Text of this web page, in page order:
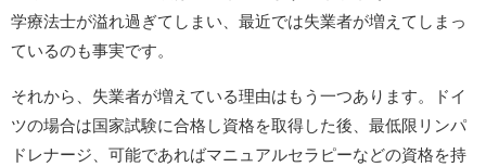
学療法士が溢れ過ぎてしまい、最近では失業者が増えてしまっ
ているのも事実です。
それから、失業者が増えている理由はもう一つあります。ドイ
ツの場合は国家試験に合格し資格を取得した後、最低限リンパ
ドレナージ、可能であればマニュアルセラピーなどの資格を持